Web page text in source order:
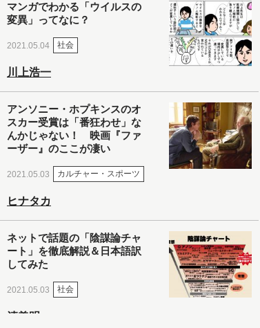
マンガでわかる「ウイルスの
変異」ってなに？
2021.05.04 社会
川上浩一
アンソニー・ホプキンスのオ
スカー受賞は「番狂わせ」な
んかじゃない！ 映画『ファ
ーザー』のここが凄い
2021.05.03 カルチャー・スポーツ
ヒナタカ
ネットで話題の「陰謀論チャ
ート」を徹底解説＆日本語訳
してみた
2021.05.03 社会
清義明